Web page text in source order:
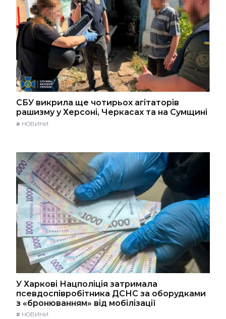
СБУ викрила ще чотирьох агітаторів
рашизму у Херсоні, Черкасах та на Сумщині
# НОВИНИ
У Харкові Нацполіція затримала
псевдоспівробітника ДСНС за оборудками
з «бронюванням» від мобілізації
# НОВИНИ